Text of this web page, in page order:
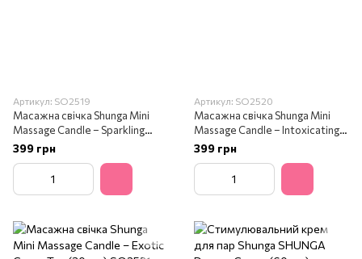
Артикул: SO2519
Масажна свічка Shunga Mini
Massage Candle – Sparkling
Strawberry Wine (30 мл)
399 грн
Артикул: SO2520
Масажна свічка Shunga Mini
Massage Candle – Intoxicating
Chocolate (30 мл)
399 грн